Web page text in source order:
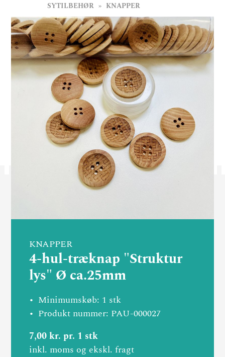
SYTILBEHØR KNAPPER
KNAPPER
4-hul-træknap "Struktur
lys" Ø ca.25mm
Minimumskøb: 1 stk
Produkt nummer: PAU-000027
7,00 kr. pr. 1 stk
inkl. moms og ekskl. fragt